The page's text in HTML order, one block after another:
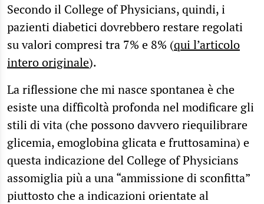
Secondo il College of Physicians, quindi, i
pazienti diabetici dovrebbero restare regolati
su valori compresi tra 7% e 8% (qui l’articolo
intero originale).
La riflessione che mi nasce spontanea è che
esiste una difficoltà profonda nel modificare gli
stili di vita (che possono davvero riequilibrare
glicemia, emoglobina glicata e fruttosamina) e
questa indicazione del College of Physicians
assomiglia più a una “ammissione di sconfitta”
piuttosto che a indicazioni orientate al